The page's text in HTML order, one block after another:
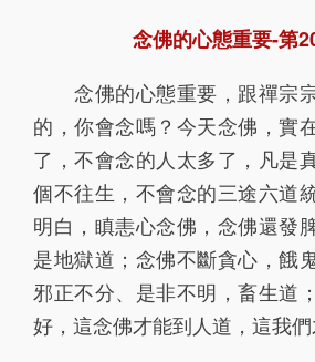
62 63 64
67 68 69
71 72 73 74
76 77 78 79
81 84
86 87 88 89
91 92 93 94
念佛的心態重要-第
念佛的心態重要，跟禪宗
的，你會念嗎？今天念佛，實
了，不會念的人太多了，凡是
個不往生，不會念的三途六道
明白，瞋恚心念佛，念佛還發
是地獄道；念佛不斷貪心，餓
邪正不分、是非不明，畜生道
好，這念佛才能到人道，這我們